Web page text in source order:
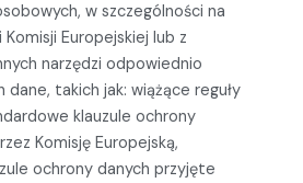
w szczególności na
Europejskiej lub z
narzędzi odpowiednio
dane, takich jak: wiążące reguły
klauzule ochrony
Komisję Europejską,
ochrony danych przyjęte